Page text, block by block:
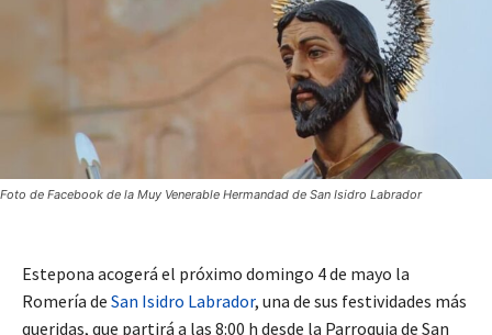
Foto de Facebook de la Muy Venerable Hermandad de San Isidro Labrador
Estepona acogerá el próximo domingo 4 de mayo la
Romería de San Isidro Labrador, una de sus festividades más
queridas, que partirá a las 8:00 h desde la Parroquia de San